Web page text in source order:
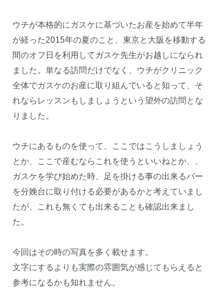
ウチが本格的にガスケに基づいたお産を始めて半年
が経った2015年の夏のこと、東京と大阪を移動する
間のオフ日を利用してガスケ先生がお越しになられ
ました。単なる訪問だけでなく、ウチがクリニック
全体でガスケのお産に取り組んでいると知って、そ
れならレッスンもしましょうという望外の訪問とな
りました。
ウチにあるものを使って、ここではこうしましょう
とか、ここで産むならこれを使うといいねとか、、
ガスケを学び始めた時、足を掛ける事の出来るバー
を分娩台に取り付ける必要があるかと考えていまし
たが、これも無くても出来ることも確認出来まし
た。
今回はその時の写真を多く載せます。
文字にするよりも実際の雰囲気が感じてもらえると
参考になるかも知れません。